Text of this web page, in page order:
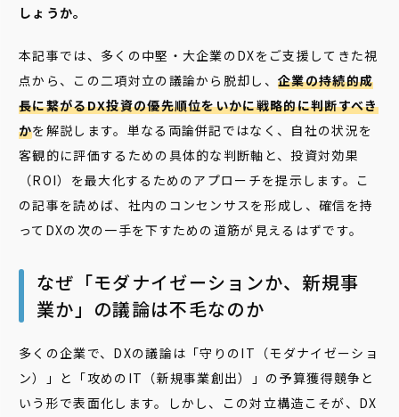
しょうか。
本記事では、多くの中堅・大企業のDXをご支援してきた視
点から、この二項対立の議論から脱却し、企業の持続的成
長に繋がるDX投資の優先順位をいかに戦略的に判断すべき
かを解説します。単なる両論併記ではなく、自社の状況を
客観的に評価するための具体的な判断軸と、投資対効果
（ROI）を最大化するためのアプローチを提示します。こ
の記事を読めば、社内のコンセンサスを形成し、確信を持
ってDXの次の一手を下すための道筋が見えるはずです。
なぜ「モダナイゼーションか、新規事
業か」の議論は不毛なのか
多くの企業で、DXの議論は「守りのIT（モダナイゼーショ
ン）」と「攻めのIT（新規事業創出）」の予算獲得競争と
いう形で表面化します。しかし、この対立構造こそが、DX